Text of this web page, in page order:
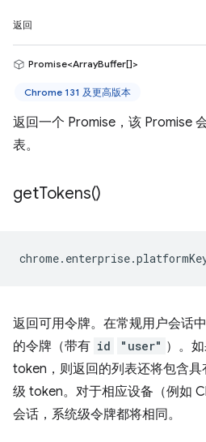
返回
Promise<ArrayBuffer[]>
Chrome 131 及更高版本
返回一个 Promise，该 Promise
表。
getTokens()
chrome. enterprise.
返回可用令牌。在常规用户会话
的令牌（带有 id "user" ）。
token，则返回的列表还将包含具
级 token。对于相应设备（例如
会话，系统级令牌都将相同。